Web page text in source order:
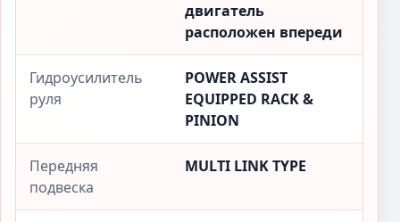
двигатель
расположен впереди
Гидроусилитель
руля
POWER ASSIST
EQUIPPED RACK &
PINION
Передняя
подвеска
MULTI LINK TYPE